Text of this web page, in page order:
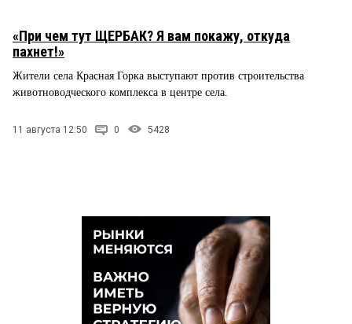
«При чем тут ЩЕРБАК? Я вам покажу, откуда
пахнет!»
Жители села Красная Горка выступают против строительства
животноводческого комплекса в центре села.
11 августа 12:50 0 5428